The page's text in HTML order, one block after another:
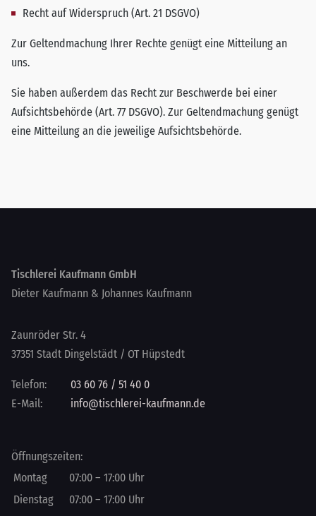
Recht auf Widerspruch (Art. 21 DSGVO)
Zur Geltendmachung Ihrer Rechte genügt eine Mitteilung an
uns.
Sie haben außerdem das Recht zur Beschwerde bei einer
Aufsichtsbehörde (Art. 77 DSGVO). Zur Geltendmachung genügt
eine Mitteilung an die jeweilige Aufsichtsbehörde.
Tischlerei Kaufmann GmbH
Dieter Kaufmann & Johannes Kaufmann
Zaunröder Str. 4
37351 Stadt Dingelstädt / OT Hüpstedt
Telefon:
03 60 76 / 51 40 0
E-Mail:
info@tischlerei-kaufmann.de
Öffnungszeiten:
Montag 07:00 – 17:00 Uhr
Dienstag 07:00 – 17:00 Uhr